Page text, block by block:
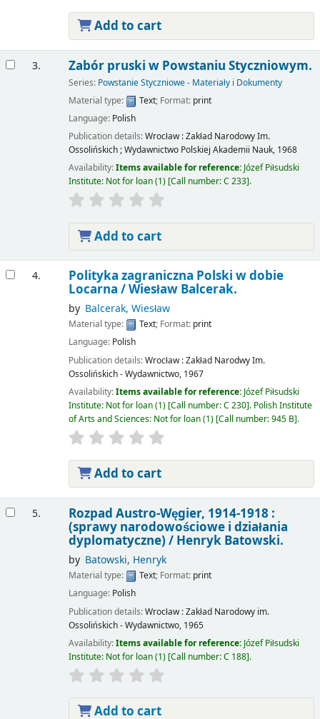
Add to cart
3. Zabór pruski w Powstaniu Styczniowym.
Series: Powstanie Styczniowe - Materiały i Dokumenty
Material type:
Text; Format: print
Language: Polish
Publication details:Wrocław :Zakład Narodowy Im.
Ossolińskich ; Wydawnictwo Polskiej Akademii Nauk, 1968
Availability:Items available for reference: Józef Piłsudski
Institute: Not for loan(1) Call number:C 233 .
Add to cart
4. Polityka zagraniczna Polski w dobie
Locarna /Wiesław Balcerak.
by Balcerak, Wiesław
Material type: Text; Format: print
Language: Polish
Publication details:Wrocław :Zakład Narodwy Im.
Ossolińskich - Wydawnictwo, 1967
Availability:Items available for reference: Józef Piłsudski
Institute: Not for loan(1) Call number:C 230 . Polish Institute
of Arts and Sciences: Not for loan(1) Call number:945 B .
Add to cart
5. Rozpad Austro-Węgier, 1914-1918 :
(sprawy narodowościowe i działania
dyplomatyczne) / Henryk Batowski.
by Batowski, Henryk
Material type: Text; Format: print
Language: Polish
Publication details:Wrocław :Zakład Narodowy im.
Ossolińskich - Wydawnictwo, 1965
Availability:Items available for reference: Józef Piłsudski
Institute: Not for loan(1) Call number:C 188 .
Add to cart